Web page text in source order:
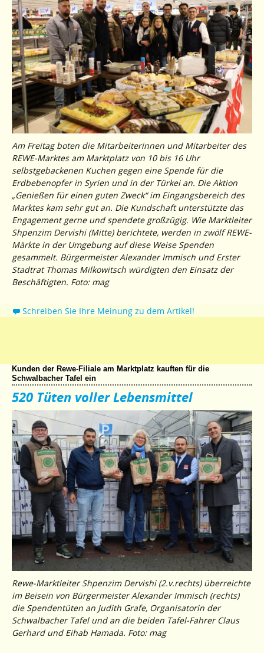
Am Freitag boten die Mitarbeiterinnen und Mitarbeiter des
REWE-Marktes am Marktplatz von 10 bis 16 Uhr
selbstgebackenen Kuchen gegen eine Spende für die
Erdbebenopfer in Syrien und in der Türkei an. Die Aktion
„Genießen für einen guten Zweck“ im Eingangsbereich des
Marktes kam sehr gut an. Die Kundschaft unterstützte das
Engagement gerne und spendete großzügig. Wie Marktleiter
Shpenzim Dervishi (Mitte) berichtete, werden in zwölf REWE-
Märkte in der Umgebung auf diese Weise Spenden
gesammelt. Bürgermeister Alexander Immisch und Erster
Stadtrat Thomas Milkowitsch würdigten den Einsatz der
Beschäftigten. Foto: mag
Schreiben Sie Ihre Meinung zu dem Artikel!
Kunden der Rewe-Filiale am Marktplatz kauften für die
Schwalbacher Tafel ein
520 Tüten voller Lebensmittel
Rewe-Marktleiter Shpenzim Dervishi (2.v.rechts) überreichte
im Beisein von Bürgermeister Alexander Immisch (rechts)
die Spendentüten an Judith Grafe, Organisatorin der
Schwalbacher Tafel und an die beiden Tafel-Fahrer Claus
Gerhard und Eihab Hamada. Foto: mag